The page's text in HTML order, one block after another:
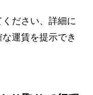
ださい、詳細に
運賃を提示でき